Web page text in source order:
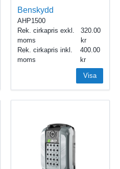
Benskydd
AHP1500
Rek. cirkapris exkl.
moms
320.00
Rek. cirkapris inkl.
moms
400.00
Visa